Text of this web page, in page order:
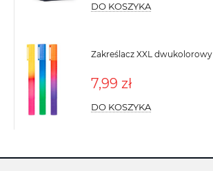
DO KOSZYKA
Zakreślacz XXL dwukolorowy
7,99 zł
DO KOSZYKA